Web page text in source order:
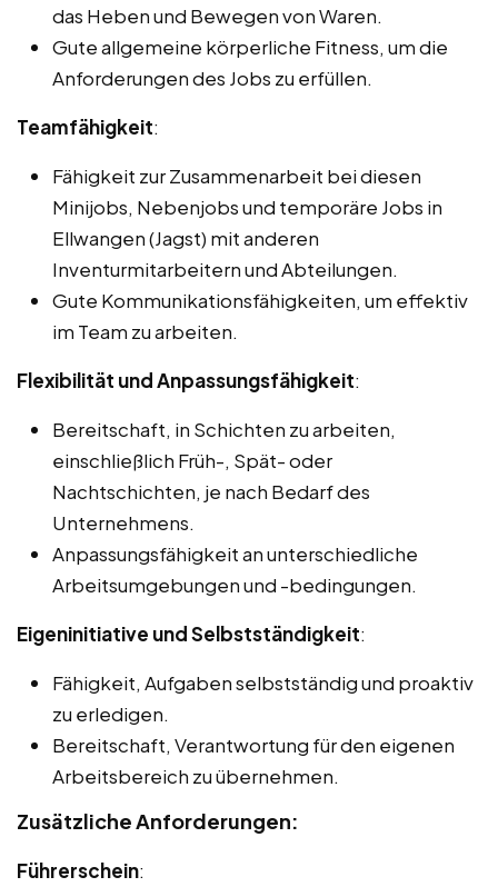
das Heben und Bewegen von Waren.
Gute allgemeine körperliche Fitness, um die
Anforderungen des Jobs zu erfüllen.
Teamfähigkeit:
Fähigkeit zur Zusammenarbeit bei diesen
Minijobs, Nebenjobs und temporäre Jobs in
Ellwangen (Jagst) mit anderen
Inventurmitarbeitern und Abteilungen.
Gute Kommunikationsfähigkeiten, um effektiv
im Team zu arbeiten.
Flexibilität und Anpassungsfähigkeit:
Bereitschaft, in Schichten zu arbeiten,
einschließlich Früh-, Spät- oder
Nachtschichten, je nach Bedarf des
Unternehmens.
Anpassungsfähigkeit an unterschiedliche
Arbeitsumgebungen und -bedingungen.
Eigeninitiative und Selbstständigkeit:
Fähigkeit, Aufgaben selbstständig und proaktiv
zu erledigen.
Bereitschaft, Verantwortung für den eigenen
Arbeitsbereich zu übernehmen.
Zusätzliche Anforderungen:
Führerschein: